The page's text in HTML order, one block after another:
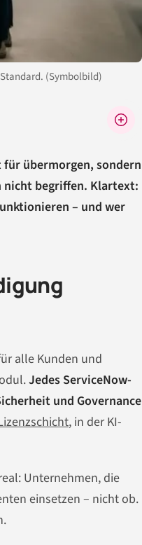
(Symbolbild)
übermorgen, sondern
nicht begriffen. Klartext:
– und wer
alle Kunden und
Jedes ServiceNow-
und Governance
, in der KI-
Unternehmen, die
einsetzen – nicht ob.